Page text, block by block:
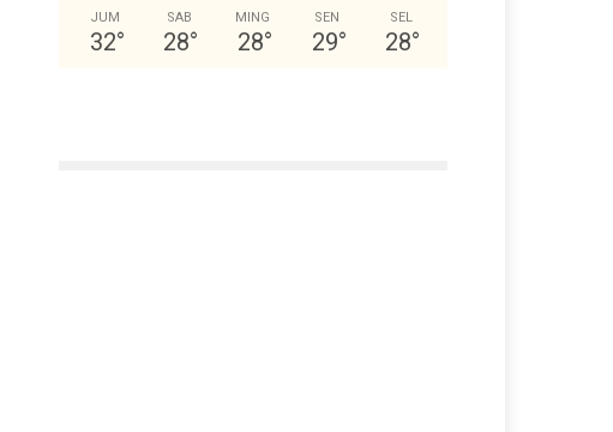
JUM
32°
SAB
28°
MING
28°
SEN
29°
SEL
28°